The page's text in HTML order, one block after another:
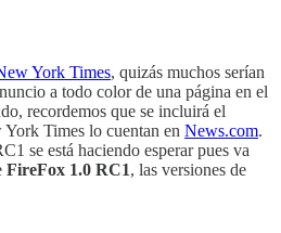
York Times, quizás muchos serían
a todo color de una página en el
recordemos que se incluirá el
Times lo cuentan en News.com.
se está haciendo esperar pues va
FireFox 1.0 RC1, las versiones de